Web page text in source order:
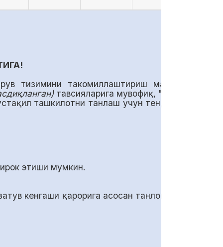
тизимини такомиллаштириш мақсадида,
тавсияларига мувофиқ, "Олмалиқ
ташкилотни танлаш учун тендер эълон
этиши мумкин.
кенгаши қарорига асосан танлов (тендер)